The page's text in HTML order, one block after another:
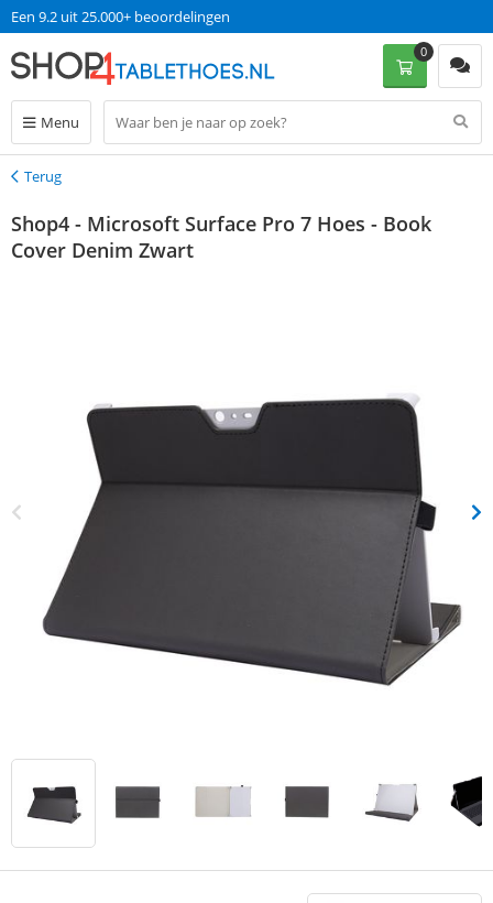
Een 9.2 uit 25.000+ beoordelingen
Menu
0
Terug
Terug
Shop4 - Microsoft Surface Pro 7 Hoes - Book
Cover Denim Zwart